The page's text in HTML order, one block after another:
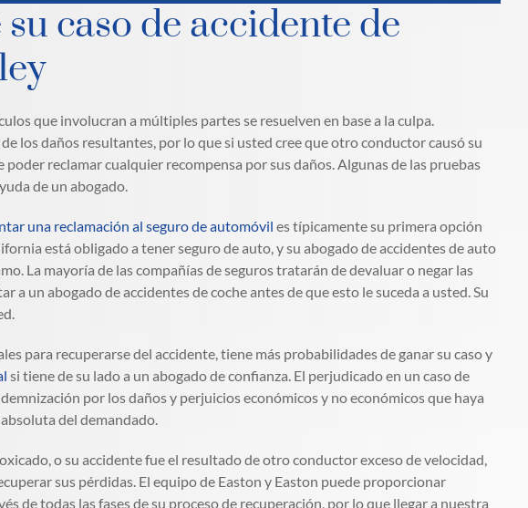
caso de accidente de
que involucran a múltiples partes se resuelven en base a la culpa.
los daños resultantes, por lo que si usted cree que otro conductor causó su
reclamar cualquier recompensa por sus daños. Algunas de las pruebas
de un abogado.
una reclamación al seguro de automóvil es típicamente su primera opción
está obligado a tener seguro de auto, y su abogado de accidentes de auto
La mayoría de las compañías de seguros tratarán de devaluar o negar las
a un abogado de accidentes de coche antes de que esto le suceda a usted. Su
para recuperarse del accidente, tiene más probabilidades de ganar su caso y
si tiene de su lado a un abogado de confianza. El perjudicado en un caso de
por los daños y perjuicios económicos y no económicos que haya
del demandado.
o su accidente fue el resultado de otro conductor exceso de velocidad,
sus pérdidas. El equipo de Easton y Easton puede proporcionar
de todas las fases de su proceso de recuperación, por lo que llegar a nuestra